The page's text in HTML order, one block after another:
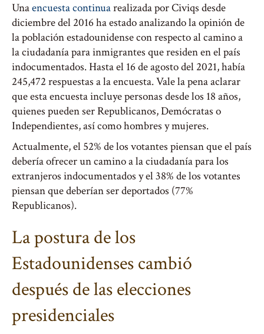
Unaencuesta continuarealizada por Civiqs desde
diciembre del 2016 ha estado analizando la opinión de
la población estadounidense con respecto al camino a
la ciudadanía para inmigrantes que residen en el país
indocumentados. Hasta el 16 de agosto del 2021, había
245,472 respuestas a la encuesta. Vale la pena aclarar
que esta encuesta incluye personas desde los 18 años,
quienes pueden ser Republicanos, Demócratas o
Independientes, así como hombres y mujeres.
Actualmente, el 52% de los votantes piensan que el país
debería ofrecer un camino a la ciudadanía para los
extranjeros indocumentados y el 38% de los votantes
piensan que deberían ser deportados (77%
Republicanos).
La postura de los
Estadounidenses cambió
después de las elecciones
presidenciales